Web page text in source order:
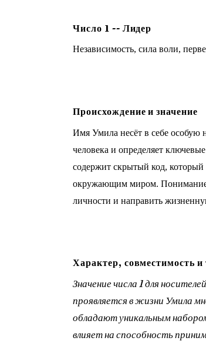
Число 1 -- Лидер
Независимость, сила воли,
Происхождение и значение
Имя Умила несёт в себе особую
человека и определяет
содержит скрытый код, который
окружающим миром. Понимание
личности и направить
Характер, совместимость
Значение числа 1 для
проявляется в жизни Умила
обладают уникальным
влияет на способность